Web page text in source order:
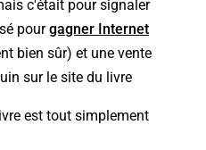
c'était pour signaler
pourgagner Internet
bien sûr) et une vente
sur le site du livre
est tout simplement